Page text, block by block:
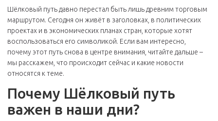
Шёлковый путь давно перестал быть лишь древним торговым
маршрутом. Сегодня он живёт в заголовках, в политических
проектах и в экономических планах стран, которые хотят
воспользоваться его символикой. Если вам интересно,
почему этот путь снова в центре внимания, читайте дальше –
мы расскажем, что происходит сейчас и какие новости
относятся к теме.
Почему Шёлковый путь
важен в наши дни?